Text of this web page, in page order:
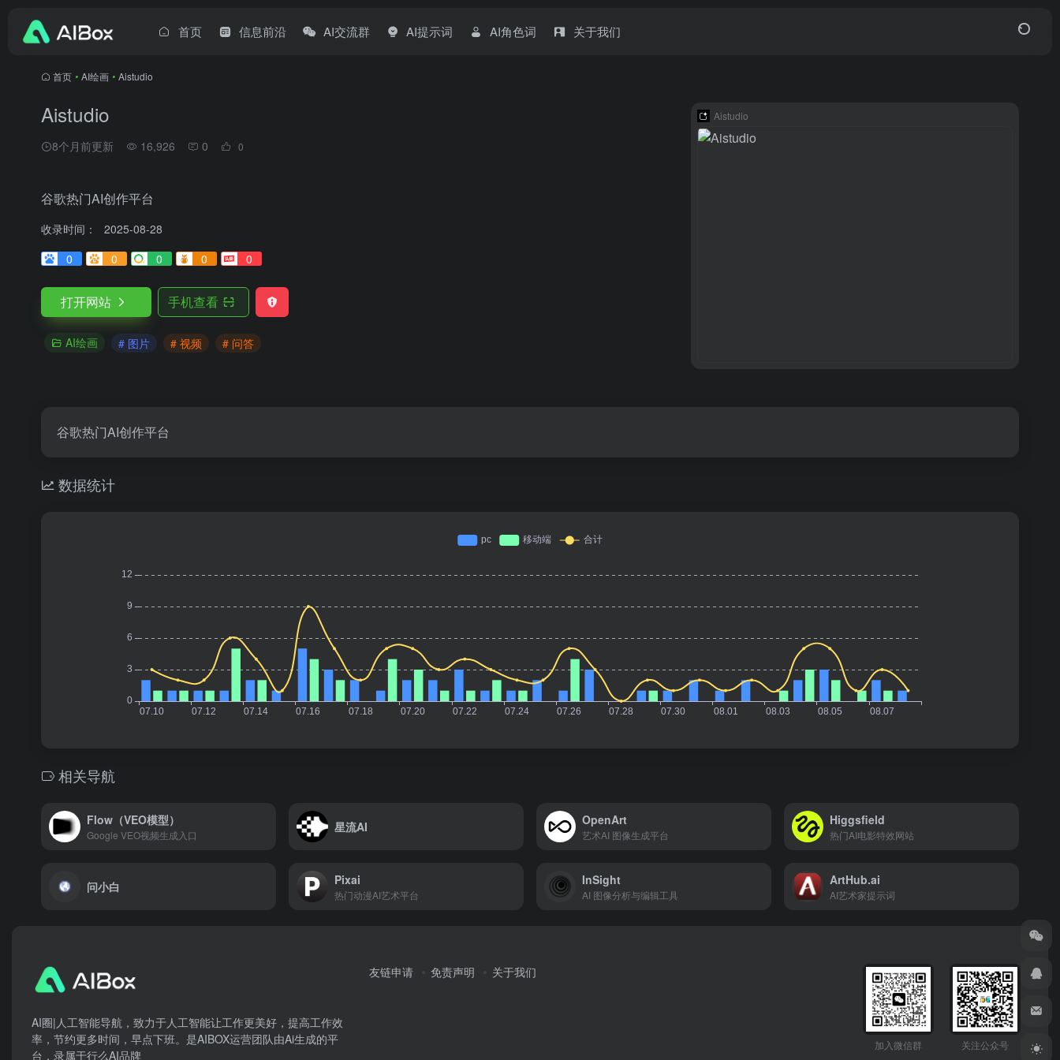
首页 信息前沿 AI交流群 AI提示词 AI角色词 关于我们
首页 • AI绘画 • Aistudio
Aistudio
8个月前更新 16,926 0 0
谷歌热门AI创作平台
收录时间：
2025-08-28
0
0 0 0 0
打开网站 手机查看
AI绘画 # 图片 # 视频 # 问答
Aistudio
谷歌热门AI创作平台
数据统计
相关导航
Flow（VEO模型）
Google VEO视频生成入口
星流AI OpenArt
艺术AI 图像生成平台
Higgsfield
热门AI电影特效网站
问小白 Pixai
热门动漫AI艺术平台
InSight
AI 图像分析与编辑工具
ArtHub.ai
AI艺术家提示词
AI圈|人工智能导航，致力于人工智能让工作更美好，提高工作效
率，节约更多时间，早点下班。是AIBOX运营团队由Ai生成的平
台，录属于行么AI品牌
友链申请 免责声明 关于我们
加入微信群 关注公众号